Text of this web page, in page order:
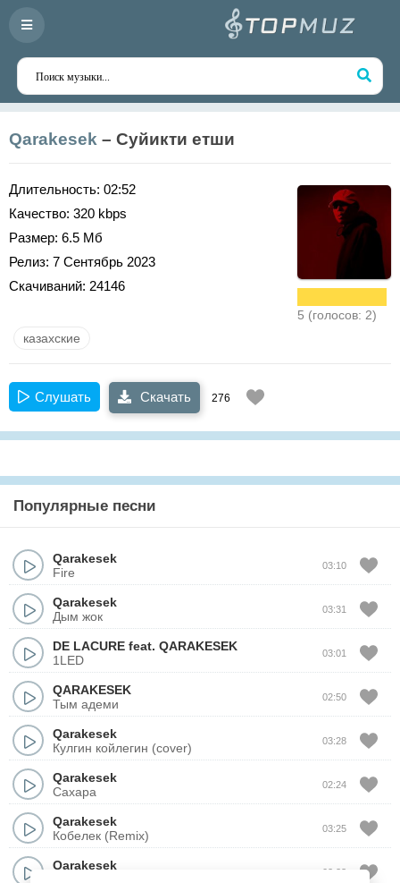
Qarakesek – Суйикти етши
Длительность: 02:52
Качество: 320 kbps
Размер: 6.5 Мб
Релиз: 7 Сентябрь 2023
Скачиваний: 24146
5 (голосов: 2)
казахские
Слушать Скачать 276
Популярные песни
Qarakesek
Fire
03:10
Qarakesek
Дым жок
03:31
DE LACURE feat. QARAKESEK
1LED
03:01
QARAKESEK
Тым адеми
02:50
Qarakesek
Кулгин койлегин (cover)
03:28
Qarakesek
Сахара
02:24
Qarakesek
Кобелек (Remix)
03:25
Qarakesek
02:23